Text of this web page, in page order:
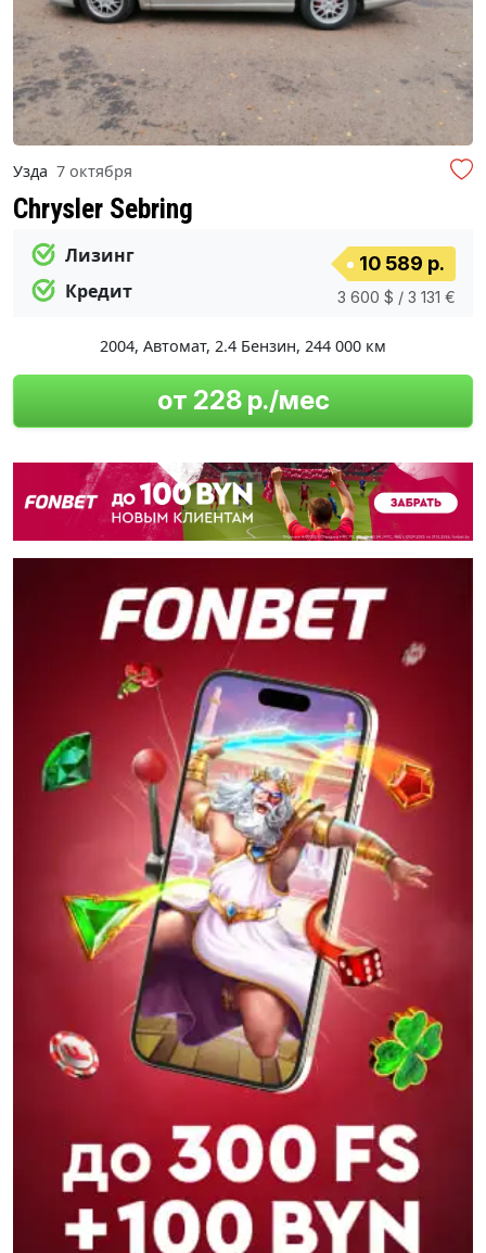
Узда 7 октября
Chrysler Sebring
Лизинг
Кредит
10 589 р.
3 600 $ / 3 131 €
2004, Автомат, 2.4 Бензин, 244 000 км
от 228 р./мес